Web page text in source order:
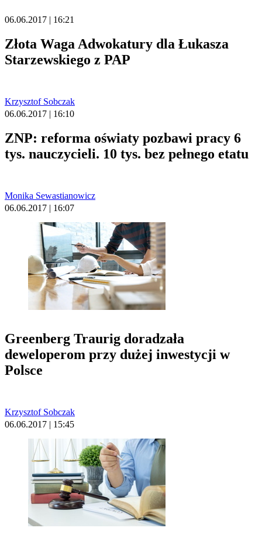
06.06.2017 | 16:21
Złota Waga Adwokatury dla Łukasza
Starzewskiego z PAP
Krzysztof Sobczak
06.06.2017 | 16:10
ZNP: reforma oświaty pozbawi pracy 6
tys. nauczycieli. 10 tys. bez pełnego etatu
Monika Sewastianowicz
06.06.2017 | 16:07
Greenberg Traurig doradzała
deweloperom przy dużej inwestycji w
Polsce
Krzysztof Sobczak
06.06.2017 | 15:45